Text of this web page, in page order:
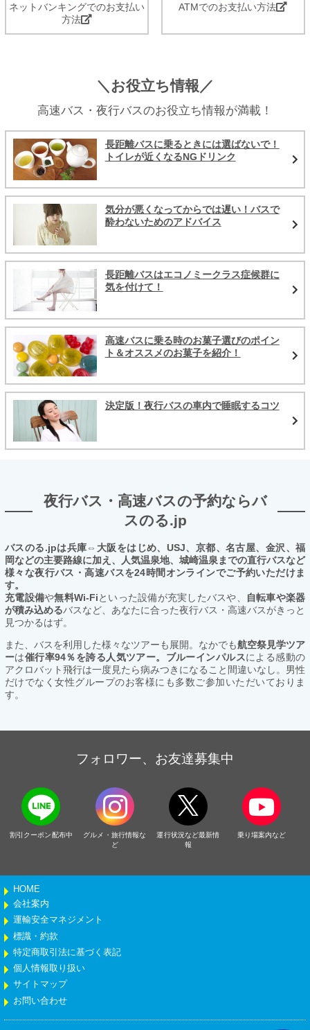
ネットバンキングでのお支払い
方法
ATMでのお支払い方法
＼お役立ち情報／
高速バス・夜行バスのお役立ち情報が満載！
長距離バスに乗るときには選ばないで！
トイレが近くなるNGドリンク
気分が悪くなってからでは遅い！バスで
酔わないためのアドバイス
長距離バスはエコノミークラス症候群に
気を付けて！
高速バスに乗る時のお菓子選びのポイン
ト＆オススメのお菓子を紹介！
決定版！夜行バスの車内で睡眠するコツ
夜行バス・高速バスの予約ならバ
スのる.jp
バスのる.jpは兵庫⇔大阪をはじめ、USJ、京都、名古屋、金沢、福
岡などの主要路線に加え、人気温泉地、城崎温泉までの直行バスなど
様々な夜行バス・高速バスを24時間オンラインでご予約いただけま
す。
充電設備や無料Wi-Fiといった設備が充実したバスや、
自転車や楽器
が積み込めるバスなど、あなたに合った夜行バス・高速バスがきっと
見つかるはず。
また、バスを利用した様々なツアーも展開。なかでも航空祭見学ツア
ーは催行率94％を誇る人気ツアー。ブルーインパルスによる感動の
アクロバット飛行は一度見たら病みつきになること間違いなし。男性
だけでなく女性グループのお客様にも多数ご参加いただいておりま
す。
フォロワー、お友達募集中
割引クーポン配布中
グルメ・旅行情報な
ど
運行状況など最新情
報
乗り場案内など
HOME
会社案内
運輸安全マネジメント
標識・約款
特定商取引法に基づく表記
個人情報取り扱い
サイトマップ
お問い合わせ